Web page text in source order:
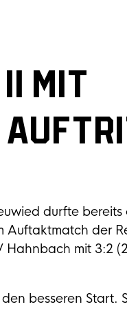
MIT
durfte bereits
Auftaktmatch der
Hahnbach mit 3:2
besseren Start.